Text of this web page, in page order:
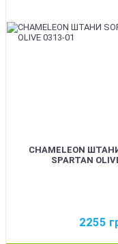
CHAMELEON
SPARTAN
2255